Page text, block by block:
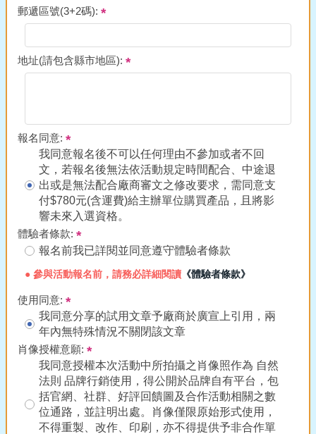
郵遞區號(3+2碼):
地址(請包含縣市地區):
報名同意:
我同意報名後不可以任何理由不參加或者不回
文，若報名後無法依活動規定時間配合、中途退
出或是無法配合廠商審文之修改要求，需同意支
付$780元(含運費)給主辦單位購買產品，且將影
響未來入選資格。
體驗者條款:
報名前我已詳閱並同意遵守體驗者條款
● 參與活動報名前，請務必詳細閱讀 《體驗者條款》
使用同意:
我同意分享的試用文章予廠商於廣宣上引用，兩
年內無特殊情況不關閉該文章
肖像授權意願:
我同意授權本次活動中所拍攝之肖像照作為 自然
法則 品牌行銷使用，得公開於品牌自有平台，包
括官網、社群、好評回饋圖及合作活動相關之數
位通路，並註明出處。肖像僅限原始形式使用，
不得重製、改作、印刷，亦不得提供予非合作單